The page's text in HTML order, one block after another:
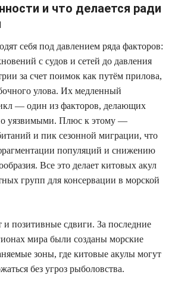
и что делается ради
себя под давлением ряда факторов:
с судов и сетей до давления
за счет поимок как путём прилова,
улова. Их медленный
— один из факторов, делающих
уязвимыми. Плюс к этому —
и пик сезонной миграции, что
популяций и снижению
Все это делает китовых акул
групп для консервации в морской
позитивные сдвиги. За последние
мира были созданы морские
зоны, где китовые акулы могут
без угроз рыболовства.